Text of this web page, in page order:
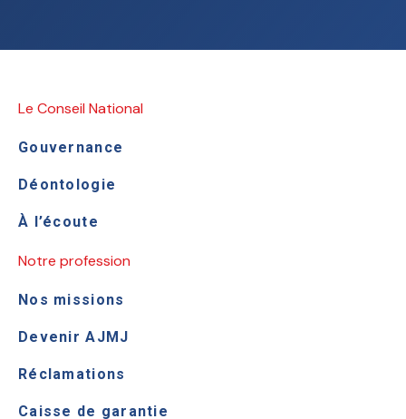
Le Conseil National
Gouvernance
Déontologie
À l’écoute
Notre profession
Nos missions
Devenir AJMJ
Réclamations
Caisse de garantie